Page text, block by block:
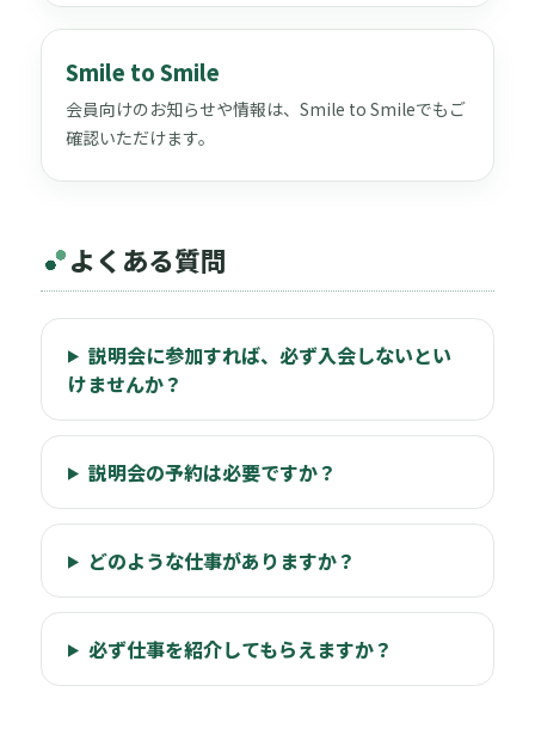
Smile to Smile
会員向けのお知らせや情報は、Smile to Smileでもご
確認いただけます。
よくある質問
説明会に参加すれば、必ず入会しないとい
けませんか？
説明会の予約は必要ですか？
どのような仕事がありますか？
必ず仕事を紹介してもらえますか？